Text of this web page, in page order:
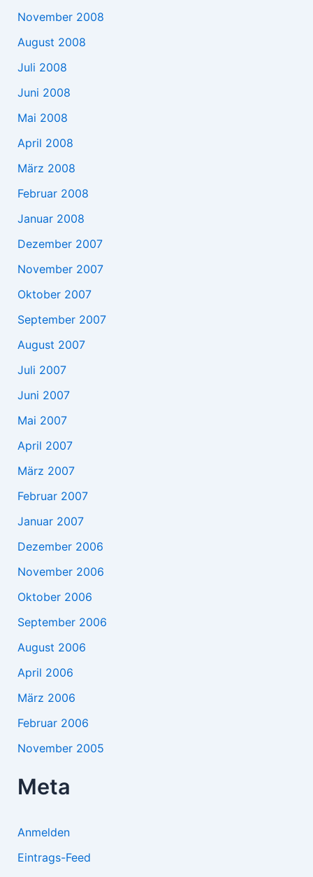
November 2008
August 2008
Juli 2008
Juni 2008
Mai 2008
April 2008
März 2008
Februar 2008
Januar 2008
Dezember 2007
November 2007
Oktober 2007
September 2007
August 2007
Juli 2007
Juni 2007
Mai 2007
April 2007
März 2007
Februar 2007
Januar 2007
Dezember 2006
November 2006
Oktober 2006
September 2006
August 2006
April 2006
März 2006
Februar 2006
November 2005
Meta
Anmelden
Eintrags-Feed